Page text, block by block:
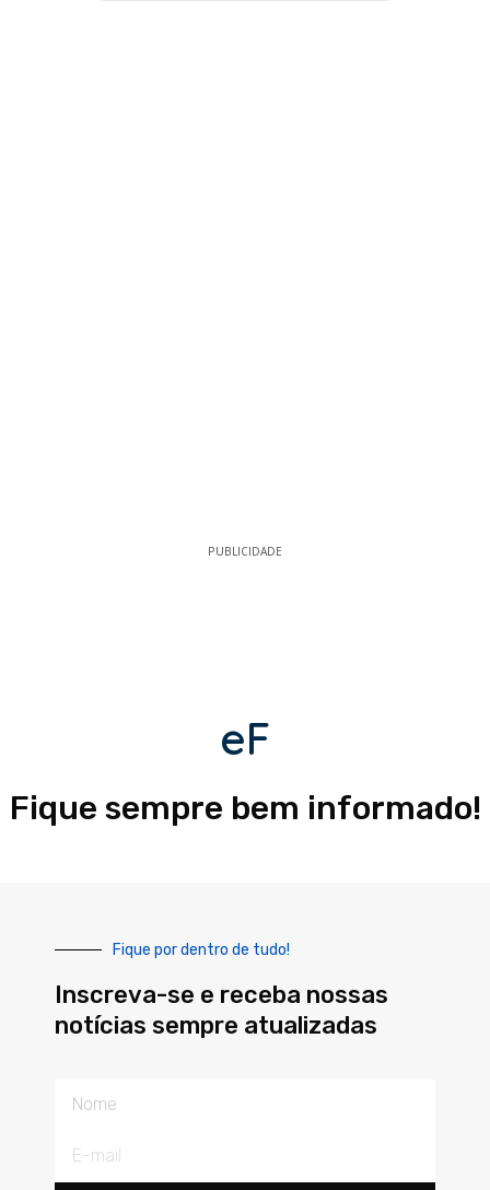
PUBLICIDADE
eF
Fique sempre bem informado!
Fique por dentro de tudo!
Inscreva-se e receba nossas
notícias sempre atualizadas